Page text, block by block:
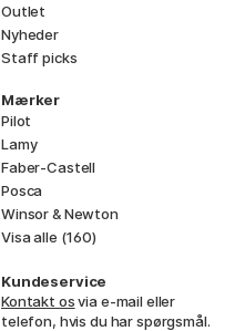
Outlet
Nyheder
Staff picks
Mærker
Pilot
Lamy
Faber-Castell
Posca
Winsor & Newton
Visa alle (160)
Kundeservice
Kontakt osvia e-mail eller
telefon, hvis du har spørgsmål.